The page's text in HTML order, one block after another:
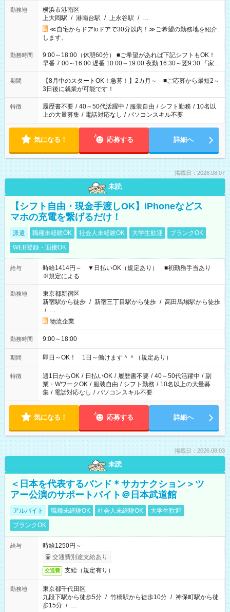
勤務地
横浜市港南区
上大岡駅 / 港南台駅 / 上永谷駅 / …
≪自宅からドアtoドアで30分以内！≫ご希望の勤務地を紹介
します。
勤務時間
9:00～18:00（休憩60分） ■ご希望があれば下記シフトもOK！
早番 7:00～16:00 遅番 10:00～19:00 夜勤 16:30～翌9:30 「家族
と休みを合わせたい」 「余裕を持って夕飯の準備がしたい」
「できれば残業はしたくない」 など、ご希望を教えてください
ね。 ※Wワーク希望の方へ 今ご覧のお仕事で希望する勤務時間
と、もう1つのお仕事の勤務時間。 合計で週40時間を超える場
合は応募できません。
期間
【8月中のスタートOK！急募！】2カ月～ ■ご応募から最短2～
3日後に就業が可能です！
特徴 履歴書不要 / 40～50代活躍中 / 服装自由 / シフト勤務 / 10名以
上の大量募集 / 電話対応なし / パソコンスキル不要
気になる！ 応募する 詳細へ
掲載日：2026.08.07
未読
【シフト自由・現金手渡しOK】iPhoneなどス
マホの充電を繋げるだけ！
派遣 職種未経験OK 社会人未経験OK 大学生歓迎
ブランクOK
WEB登録・面接OK
給与
時給1414円～ ▼日払いOK（規定あり） ■初勤務手当あり
※規定による
勤務地
東京都新宿区
新宿駅から徒歩 / 新宿三丁目駅から徒歩 / 高田馬場駅から徒歩
/ …
物流企業
勤務時間 9:00～18:00
期間 即日～OK！ 1日～働けます＾＾（規定あり）
特徴 週1日からOK / 日払いOK / 履歴書不要 / 40～50代活躍中 / 副
業・WワークOK / 服装自由 / シフト勤務 / 10名以上の大量募
集 / 電話対応なし / パソコンスキル不要
気になる！ 応募する 詳細へ
掲載日：2026.08.03
未読
＜日本を代表するバンド＊サカナクション＞ツ
アー公演のサポートバイト＠日本武道館
アルバイト 職種未経験OK 社会人未経験OK
大学生歓迎
ブランクOK
給与
時給1250円～
交通費別途支給あり
交通費 支給（規定有り）
勤務地
東京都千代田区
九段下駅から徒歩5分 / 竹橋駅から徒歩10分 / 神保町駅から徒
歩15分 / …